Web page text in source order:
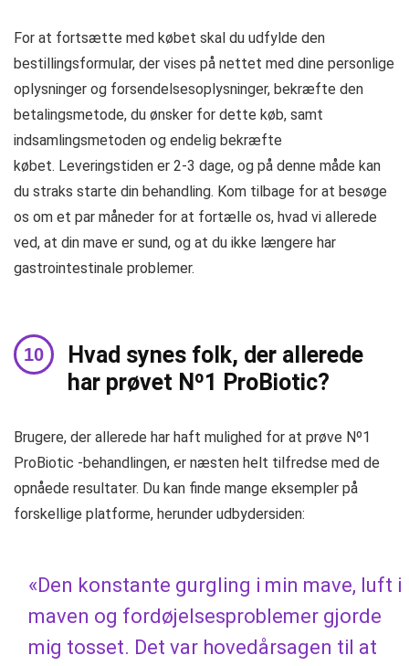
For at fortsætte med købet skal du udfylde den
bestillingsformular, der vises på nettet med dine personlige
oplysninger og forsendelsesoplysninger, bekræfte den
betalingsmetode, du ønsker for dette køb, samt
indsamlingsmetoden og endelig bekræfte
købet. Leveringstiden er 2-3 dage, og på denne måde kan
du straks starte din behandling. Kom tilbage for at besøge
os om et par måneder for at fortælle os, hvad vi allerede
ved, at din mave er sund, og at du ikke længere har
gastrointestinale problemer.
Hvad synes folk, der allerede
har prøvet Nº1 ProBiotic?
Brugere, der allerede har haft mulighed for at prøve Nº1
ProBiotic -behandlingen, er næsten helt tilfredse med de
opnåede resultater. Du kan finde mange eksempler på
forskellige platforme, herunder udbydersiden:
«Den konstante gurgling i min mave, luft i
maven og fordøjelsesproblemer gjorde
mig tosset. Det var hovedårsagen til at